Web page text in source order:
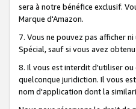
sera à notre bénéfice exclusif.
Marque d'Amazon.
7. Vous ne pouvez pas afficher
Spécial, sauf si vous avez
8. Il vous est interdit d'utiliser
quelconque juridiction. Il vous
nom d'application dont la